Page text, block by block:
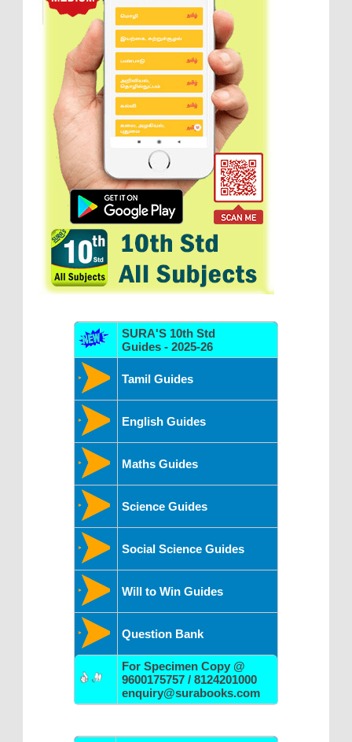
SURA'S 10th Std
Guides - 2025-26
Tamil Guides
English Guides
Maths Guides
Science Guides
Social Science Guides
Will to Win Guides
Question Bank
For Specimen Copy @
9600175757 / 8124201000
enquiry@surabooks.com